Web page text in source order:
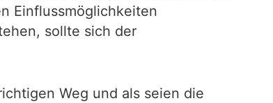
Einflussmöglichkeiten
sollte sich der
Weg und als seien die